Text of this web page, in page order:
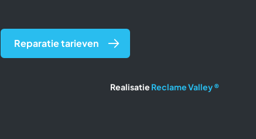
Reparatie tarieven
Realisatie Reclame Valley ®